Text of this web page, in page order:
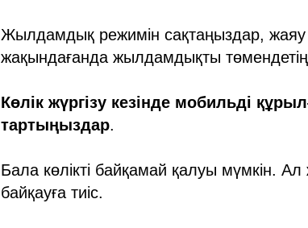
Жылдамдық режимін сақтаңыздар, жаяу
жақындағанда жылдамдықты
Көлік жүргізу кезінде мобильді
тартыңыздар.
Бала көлікті байқамай қалуы мүмкін. Ал
байқауға тиіс.